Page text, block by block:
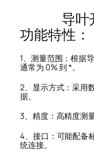
导叶开
功能特性：
1、测量范围：根据
通常为 0% 到 *。
2、显示方式：采用
据。
3、精度：高精度测
4、接口：可能配备
统连接。